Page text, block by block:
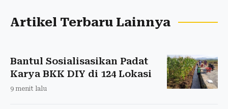
Artikel Terbaru Lainnya
Bantul Sosialisasikan Padat
Karya BKK DIY di 124 Lokasi
9 menit lalu